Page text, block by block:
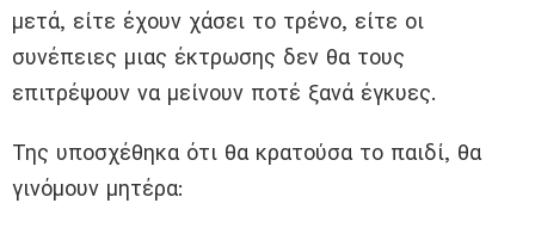
μετά, είτε έχουν χάσει το τρένο, είτε οι
συνέπειες μιας έκτρωσης δεν θα τους
επιτρέψουν να μείνουν ποτέ ξανά έγκυες.
Της υποσχέθηκα ότι θα κρατούσα το παιδί, θα
γινόμουν μητέρα: